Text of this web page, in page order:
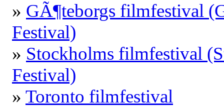
» GÃ¶teborgs filmfestival
Festival)
» Stockholms filmfestival
Festival)
» Toronto filmfestival